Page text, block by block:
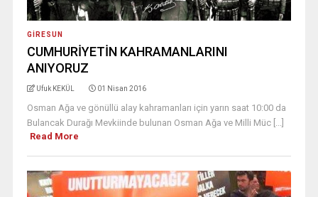
GIRESUN
CUMHURİYETİN KAHRAMANLARINI
ANIYORUZ
Ufuk KEKÜL 01 Nisan 2016
Osman Ağa ve gönüllü alay kahramanları için yarın saat 10:00 da
Bulancak Durağı Mevkiinde bulunan Osman Ağa ve Milli Müc [...]
Read More